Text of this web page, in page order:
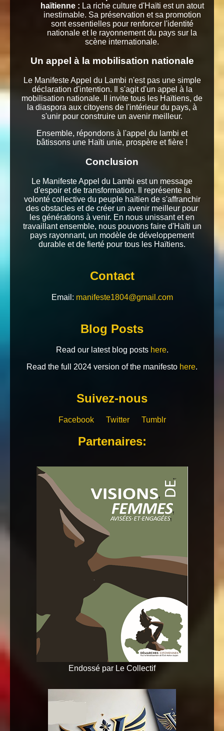
haïtienne : La riche culture d'Haïti est un atout
inestimable. Sa préservation et sa promotion
sont essentielles pour renforcer l'identité
nationale et le rayonnement du pays sur la
scène internationale.
Un appel à la mobilisation nationale
Le Manifeste Appel du Lambi n'est pas une simple
déclaration d'intention. Il s'agit d'un appel à la
mobilisation nationale. Il invite tous les Haïtiens, de
la diaspora aux citoyens de l'intérieur du pays, à
s'unir pour construire un avenir meilleur.
Ensemble, répondons à l'appel du lambi et
bâtissons une Haïti unie, prospère et fière !
Conclusion
Le Manifeste Appel du Lambi est un message
d'espoir et de transformation. Il représente la
volonté collective du peuple haïtien de s'affranchir
des obstacles et de créer un avenir meilleur pour
les générations à venir. En nous unissant et en
travaillant ensemble, nous pouvons faire d'Haïti un
pays rayonnant, un modèle de développement
durable et de fierté pour tous les Haïtiens.
Contact
Email: manifeste1804@gmail.com
Blog Posts
Read our latest blog posts here.
Read the full 2024 version of the manifesto here.
Suivez-nous
Facebook Twitter Tumblr
Partenaires:
Endossé par Le Collectif